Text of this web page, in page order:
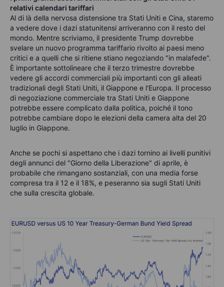
relativi calendari tariffari
Al di là della nervosa distensione tra Stati Uniti e Cina, staremo
a vedere dove i dazi statunitensi arriveranno con il resto del
mondo. Mentre scriviamo, il presidente Trump dovrebbe
svelare un nuovo programma tariffario rivolto ai paesi meno
critici e a quelli che si ritiene stiano negoziando "in malafede".
È importante sottolineare che il terzo trimestre dovrebbe
vedere gli accordi commerciali più importanti con gli alleati
tradizionali degli Stati Uniti, il Giappone e l'Europa. Il processo
di negoziazione commerciale tra Stati Uniti e Giappone
potrebbe essere complicato dalla politica, poiché il tono
potrebbe cambiare dopo le elezioni della camera alta del 20
luglio in Giappone.
Anche se pochi si aspettano che i dazi tornino ai livelli punitivi
degli annunci del "Giorno della Liberazione" di aprile, è
probabile che rimangano sostanziali, con una media forse
compresa tra il 12 e il 18%, e peseranno sia sugli Stati Uniti
che sulla crescita globale.